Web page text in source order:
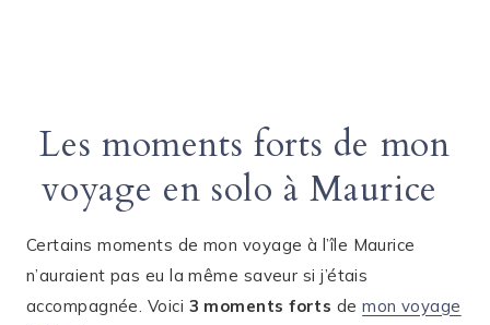
Les moments forts de mon
voyage en solo à Maurice
Certains moments de mon voyage à l’île Maurice
n’auraient pas eu la même saveur si j’étais
accompagnée. Voici 3 moments forts demon voyage